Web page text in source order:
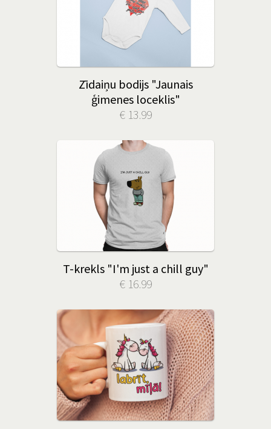
Zīdaiņu bodijs "Jaunais
ģimenes loceklis"
€ 13.99
T-krekls "I'm just a chill guy"
€ 16.99